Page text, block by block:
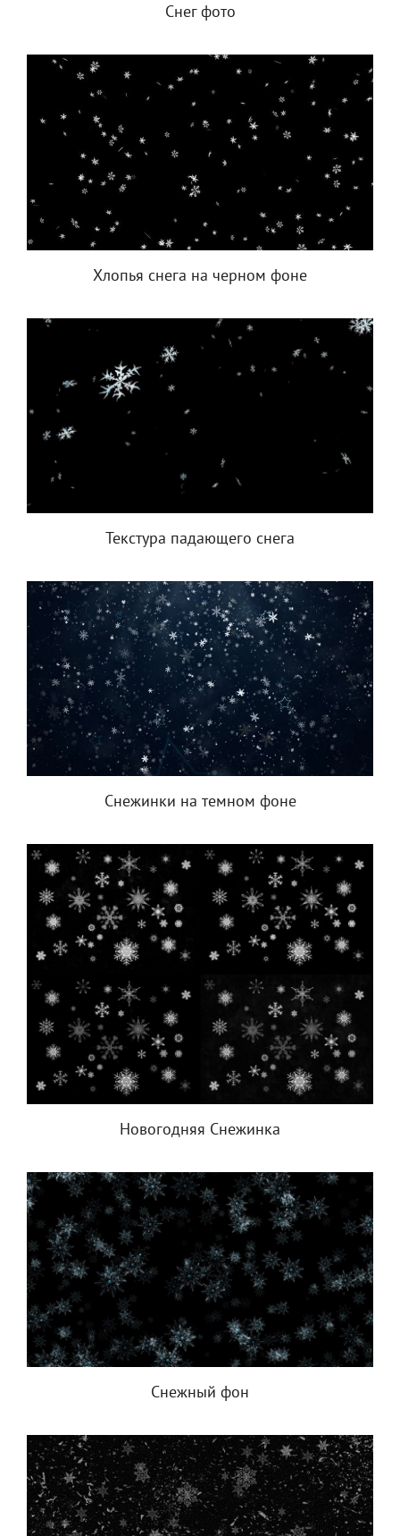
Снег фото
Хлопья снега на черном фоне
Текстура падающего снега
Снежинки на темном фоне
Новогодняя Снежинка
Снежный фон